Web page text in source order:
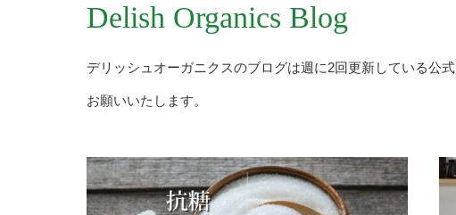
Delish Organics Blog
デリッシュオーガニクスのブログは週に2回更新している公
お願いいたします。